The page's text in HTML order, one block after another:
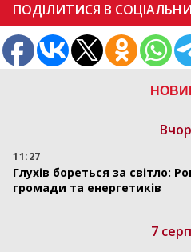
11:27
Глухів бореться за світло:
громади та енергетиків
7
ПОДІЛИТИСЯ В